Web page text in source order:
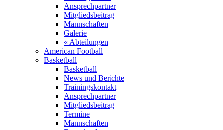
Ansprechpartner
Mitgliedsbeitrag
Mannschaften
Galerie
« Abteilungen
American Football
Basketball
Basketball
News und Berichte
Trainingskontakt
Ansprechpartner
Mitgliedsbeitrag
Termine
Mannschaften